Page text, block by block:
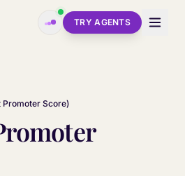
TRY AGENTS
Promoter Score)